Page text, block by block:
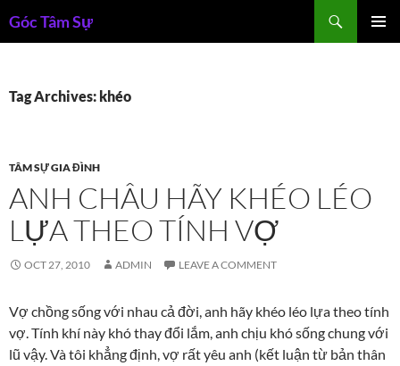
toGóc Tâm Sự
Tag Archives: khéo
TÂM SỰ GIA ĐÌNH
ANH CHÂU HÃY KHÉO LÉO
LỰA THEO TÍNH VỢ
OCT 27, 2010 ADMIN LEAVE A COMMENT
Vợ chồng sống với nhau cả đời, anh hãy khéo léo lựa theo tính
vợ. Tính khí này khó thay đổi lắm, anh chịu khó sống chung với
lũ vậy. Và tôi khẳng định, vợ rất yêu anh (kết luận từ bản thân